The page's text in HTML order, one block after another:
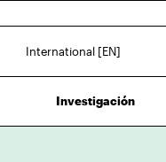
International [EN]
Investigación